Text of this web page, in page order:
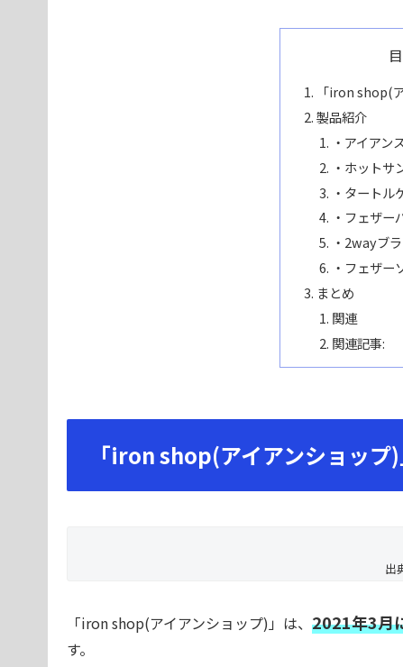
「iron shop(
製品紹介
・アイアン
・ホットサ
・タートル
・フェザー
・2wayブ
・フェザー
まとめ
関連
関連記事:
「iron shop(アイアンショップ
出
「iron shop(アイアンショップ)」は、 2021年3月
す。